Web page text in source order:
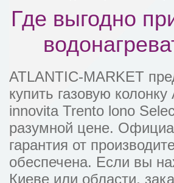
Где выгодно
ATLANTIC-MARKET
купить газовую
innovita Trento lono
разумной цене.
гарантия от
обеспечена. Если вы
Киеве или области,